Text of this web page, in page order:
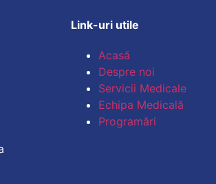
Link-uri utile
Acasă
Despre noi
Servicii Medicale
Echipa Medicală
Programări